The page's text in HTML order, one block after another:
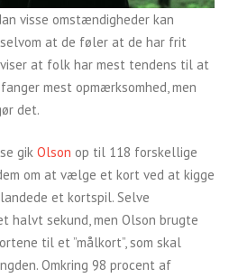
visse omstændigheder kan
at de føler at de har frit
at folk har mest tendens til at
mest opmærksomhed, men
det.
gik Olson op til 118 forskellige
om at vælge et kort ved at kigge
et kortspil. Selve
halvt sekund, men Olson brugte
til et ”målkort”, som skal
Omkring 98 procent af